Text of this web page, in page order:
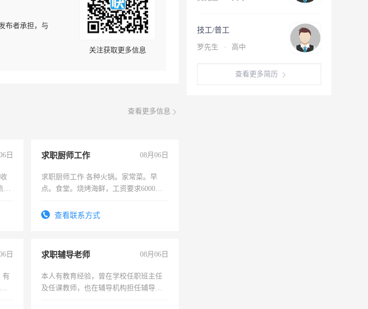
布者承担，与
关注获取更多信息
查看更多信息
日 求职厨师工作 08月06日
求职厨师工作 各种火锅。家常菜。早
点。食堂。烧烤海鲜，工资要求6000以
查看联系方式
日
有
求职辅导老师 08月06日
本人有教育经验，曾在学校任职班主任
及任课教师，也在辅导机构担任辅导教
技工/普工
罗先生 · 高中
查看更多简历